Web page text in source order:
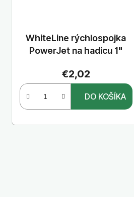
WhiteLine rýchlospojka
PowerJet na hadicu 1"
€2,02
DO KOŠÍKA